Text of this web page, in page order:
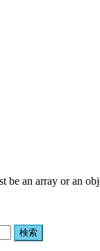
be an array or an